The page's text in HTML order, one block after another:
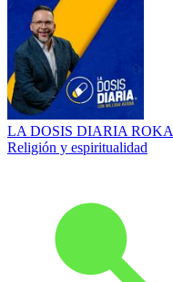
LA DOSIS DIARIA ROKA
Religión y espiritualidad